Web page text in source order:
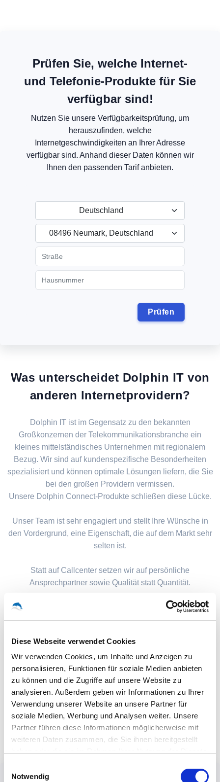
Diese Webseite verwendet Cookies
Wir verwenden Cookies, um Inhalte und Anzeigen zu
personalisieren, Funktionen für soziale Medien anbieten
zu können und die Zugriffe auf unsere Website zu
analysieren. Außerdem geben wir Informationen zu Ihrer
Verwendung unserer Website an unsere Partner für
soziale Medien, Werbung und Analysen weiter. Unsere
Partner führen diese Informationen möglicherweise mit
weiteren Daten zusammen, die Sie ihnen bereitgestellt
Notwendig
Prüfen Sie, welche Internet-
und Telefonie-Produkte für Sie
verfügbar sind!
Nutzen Sie unsere Verfügbarkeitsprüfung, um
herauszufinden, welche
Internetgeschwindigkeiten an Ihrer Adresse
verfügbar sind. Anhand dieser Daten können wir
Ihnen den passenden Tarif anbieten.
Deutschland
08496 Neumark, Deutschland
Was unterscheidet Dolphin IT von
anderen Internetprovidern?
Dolphin IT ist im Gegensatz zu den bekannten
Großkonzernen der Telekommunikationsbranche ein
kleines mittelständisches Unternehmen mit regionalem
Bezug. Wir sind auf kundenspezifische Besonderheiten
spezialisiert und können optimale Lösungen liefern, die Sie
bei den großen Providern vermissen.
Unsere Dolphin Connect-Produkte schließen diese Lücke.
Unser Team ist sehr engagiert und stellt Ihre Wünsche in
den Vordergrund, eine Eigenschaft, die auf dem Markt sehr
selten ist.
Statt auf Callcenter setzen wir auf persönliche
Ansprechpartner sowie Qualität statt Quantität.